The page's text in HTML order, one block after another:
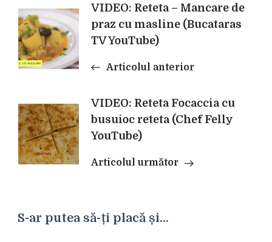
Navigare
în
articole
VIDEO: Reteta – Mancare de
praz cu masline (Bucataras
TV YouTube)
Articolul anterior
VIDEO: Reteta Focaccia cu
busuioc reteta (Chef Felly
YouTube)
Articolul următor
S-ar putea să-ți placă și...